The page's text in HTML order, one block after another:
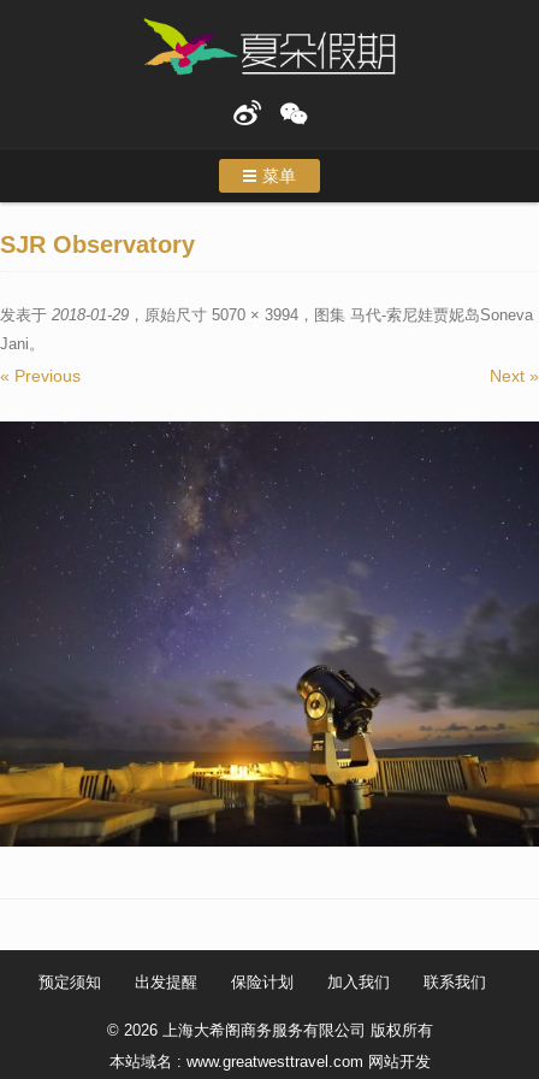
菜单
特色行程
关于我们
SJR Observatory
发表于 2018-01-29 ，原始尺寸 5070 × 3994 ，图集 马代-索尼娃贾妮岛Soneva
Jani。
« Previous Next »
预定须知 出发提醒 保险计划 加入我们 联系我们
© 2026 上海大希阁商务服务有限公司 版权所有
本站域名 : www.greatwesttravel.com 网站开发